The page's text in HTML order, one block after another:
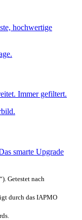
hochwertige
Immer gefiltert.
smarte Upgrade
Getestet nach
durch das IAPMO